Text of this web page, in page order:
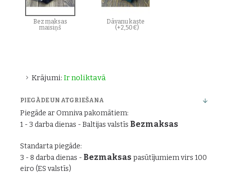
Krājumi: Ir noliktavā
Bez maksas
maisiņš
Dāvanu kaste
(+2,50€)
PIEGĀDE UN ATGRIEŠANA
Piegāde ar Omniva pakomātiem:
1 - 3 darba dienas - Baltijas valstīs Bezmaksas
Standarta piegāde:
3 - 8 darba dienas - Bezmaksas pasūtījumiem virs 100
eiro (ES valstīs)